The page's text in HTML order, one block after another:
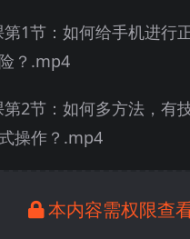
第1节：如何给手机进行
？.mp4
第2节：如何多方法，有
操作？.mp4
本内容需权限查